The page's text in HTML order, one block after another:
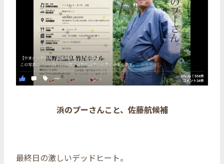
浜のプーさんこと、佐藤航候補
最終日の激しいデッドヒート。